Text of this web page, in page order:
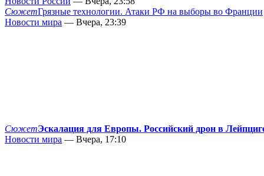
СюжетГрязные технологии. Атаки РФ на выборы во Франции
Новости мира — Вчера, 23:39
СюжетЭскалация для Европы. Российский дрон в
Новости мира — Вчера, 17:10